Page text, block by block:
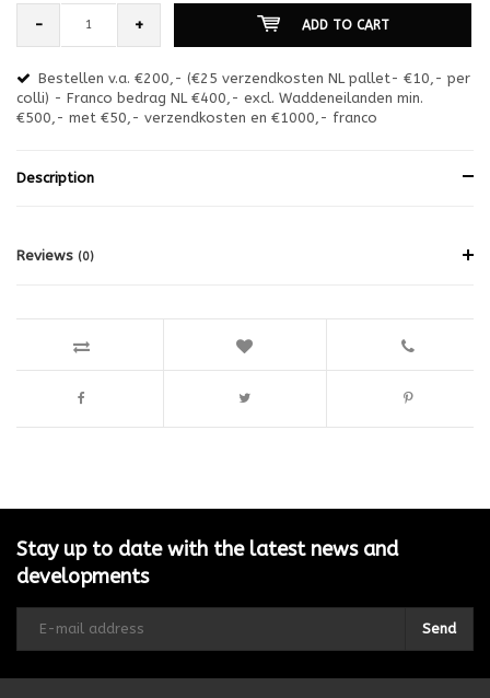
- + ADD TO CART
Bestellen v.a. €200,- (€25 verzendkosten NL pallet- €10,- per
colli) - Franco bedrag NL €400,- excl. Waddeneilanden min.
€500,- met €50,- verzendkosten en €1000,- franco
Description
Reviews (0)
Stay up to date with the latest news and
developments
Send